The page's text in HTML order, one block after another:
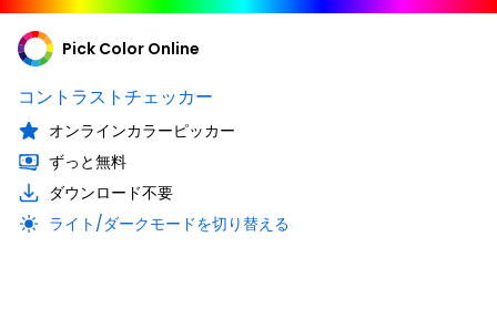
Pick Color Online
コントラストチェッカー
オンラインカラーピッカー
ずっと無料
ダウンロード不要
ライト/ダークモードを切り替える